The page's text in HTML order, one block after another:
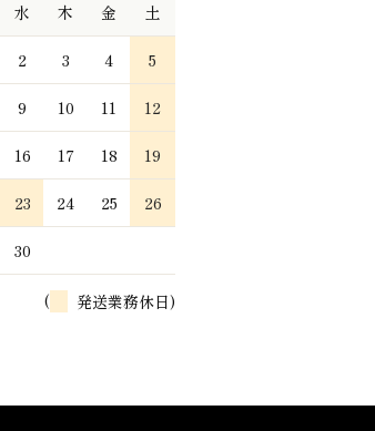
水 木 金 土
2 3 4 5
9 10 11 12
16 17 18 19
23 24 25 26
30
( 発送業務休日)